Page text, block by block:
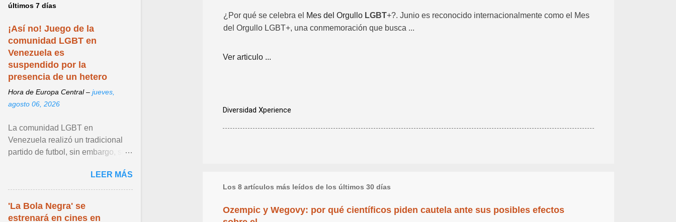
¿Por qué se celebra el Mes del Orgullo LGBT+?. Junio es reconocido internacionalmente como el Mes
del Orgullo LGBT+, una conmemoración que busca ...
Ver articulo ...
Diversidad Xperience
Los 8 artículos más leídos de los últimos 30 días
Ozempic y Wegovy: por qué científicos piden cautela ante sus posibles efectos
últimos 7 días
¡Así no! Juego de la
comunidad LGBT en
Venezuela es
suspendido por la
presencia de un hetero
Hora de Europa Central – jueves,
agosto 06, 2026
La comunidad LGBT en
Venezuela realizó un tradicional
partido de futbol, sin embargo, su
por una trampa que ... Ver articulo
...
LEER MÁS
'La Bola Negra' se
estrenará en cines en